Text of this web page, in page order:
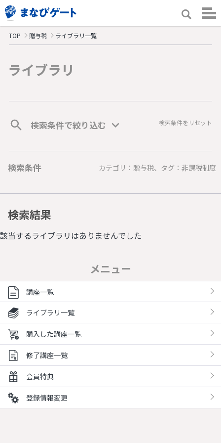
TOP 贈与税 ライブラリ一覧
ライブラリ
検索条件で絞り込む 検索条件をリセット
検索条件 カテゴリ：贈与税、タグ：非課税制度
検索結果
該当するライブラリはありませんでした
メニュー
講座一覧
ライブラリ一覧
購入した講座一覧
修了講座一覧
会員特典
登録情報変更